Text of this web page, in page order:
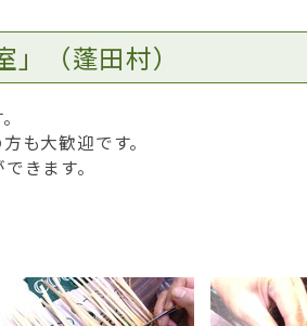
（蓬田村）
も大歓迎です。
きます。